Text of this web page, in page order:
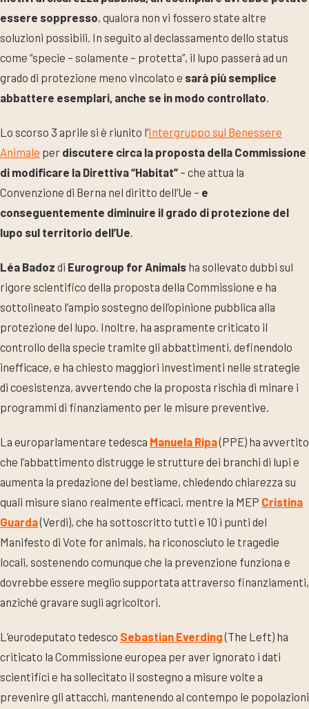
essere soppresso, qualora non vi fossero state altre
soluzioni possibili. In seguito al declassamento dello status
come “specie – solamente – protetta”, il lupo passerà ad un
grado di protezione meno vincolato e sarà più semplice
abbattere esemplari, anche se in modo controllato.
Lo scorso 3 aprile si è riunito l’Intergruppo sul Benessere
Animale per discutere circa la proposta della Commissione
di modificare la Direttiva “Habitat” – che attua la
Convenzione di Berna nel diritto dell’Ue – e
conseguentemente diminuire il grado di protezione del
lupo sul territorio dell’Ue.
Léa Badoz di Eurogroup for Animals ha sollevato dubbi sul
rigore scientifico della proposta della Commissione e ha
sottolineato l’ampio sostegno dell’opinione pubblica alla
protezione del lupo. Inoltre, ha aspramente criticato il
controllo della specie tramite gli abbattimenti, definendolo
inefficace, e ha chiesto maggiori investimenti nelle strategie
di coesistenza, avvertendo che la proposta rischia di minare i
programmi di finanziamento per le misure preventive.
La europarlamentare tedesca Manuela Ripa(PPE) ha avvertito
che l’abbattimento distrugge le strutture dei branchi di lupi e
aumenta la predazione del bestiame, chiedendo chiarezza su
quali misure siano realmente efficaci, mentre la MEP Cristina
Guarda(Verdi), che ha sottoscritto tutti e 10 i punti del
Manifesto di Vote for animals, ha riconosciuto le tragedie
locali, sostenendo comunque che la prevenzione funziona e
dovrebbe essere meglio supportata attraverso finanziamenti,
anziché gravare sugli agricoltori.
L’eurodeputato tedesco Sebastian Everding(The Left) ha
criticato la Commissione europea per aver ignorato i dati
scientifici e ha sollecitato il sostegno a misure volte a
prevenire gli attacchi, mantenendo al contempo le popolazioni